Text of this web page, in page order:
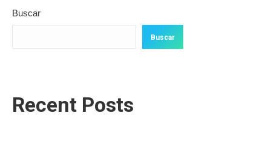
Buscar
Buscar
Recent Posts